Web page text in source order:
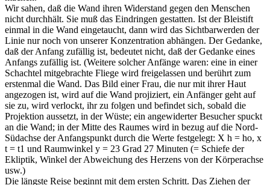
Wir sahen, daß die Wand ihren Widerstand gegen den Menschen
nicht durchhält. Sie muß das Eindringen gestatten. Ist der Bleistift
einmal in die Wand eingetaucht, dann wird das Sichtbarwerden der
Linie nur noch von unserer Konzentration abhängen. Der Gedanke,
daß der Anfang zufällig ist, bedeutet nicht, daß der Gedanke eines
Anfangs zufällig ist. (Weitere solcher Anfänge waren: eine in einer
Schachtel mitgebrachte Fliege wird freigelassen und berührt zum
erstenmal die Wand. Das Bild einer Frau, die nur mit ihrer Haut
angezogen ist, wird auf die Wand projiziert, ein Anfänger geht auf
sie zu, wird verlockt, ihr zu folgen und befindet sich, sobald die
Projektion aussetzt, in der Wüste; ein angewiderter Besucher spuckt
an die Wand; in der Mitte des Raumes wird in bezug auf die Nord-
Südachse der Anfangspunkt durch die Werte festgelegt: X h = ho, x
t = t1 und Raumwinkel y = 23 Grad 27 Minuten (= Schiefe der
Ekliptik, Winkel der Abweichung des Herzens von der Körperachse
usw.)
Die längste Reise beginnt mit dem ersten Schritt. Das Ziehen der